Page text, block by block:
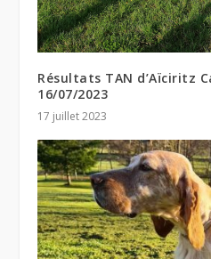
Résultats TAN d’Aïciritz
16/07/2023
17 juillet 2023